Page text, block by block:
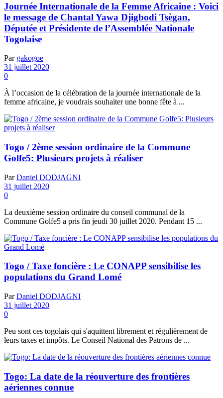
Journée Internationale de la Femme Africaine : Voici
le message de Chantal Yawa Djigbodi Tsègan,
Députée et Présidente de l’Assemblée Nationale
Togolaise
Par gakogoe
31 juillet 2020
0
À l’occasion de la célébration de la journée internationale de la
femme africaine, je voudrais souhaiter une bonne fête à ...
Togo / 2ème session ordinaire de la Commune
Golfe5: Plusieurs projets à réaliser
Par Daniel DODJAGNI
31 juillet 2020
0
La deuxième session ordinaire du conseil communal de la
Commune Golfe5 a pris fin jeudi 30 juillet 2020. Pendant 15 ...
Togo / Taxe foncière : Le CONAPP sensibilise les
populations du Grand Lomé
Par Daniel DODJAGNI
31 juillet 2020
0
Peu sont ces togolais qui s'aquittent librement et régulièrement de
leurs taxes et impôts. Le Conseil National des Patrons de ...
Togo: La date de la réouverture des frontières
aériennes connue